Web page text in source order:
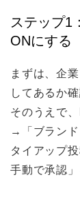
ステップ1
ONにする
まずは、企
してあるか
そのうえで
→「ブランド
タイアップ
手動で承認